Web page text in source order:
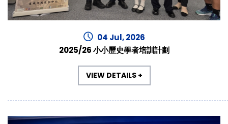
04 Jul, 2026
2025/26 小小歷史學者培訓計劃
VIEW DETAILS +